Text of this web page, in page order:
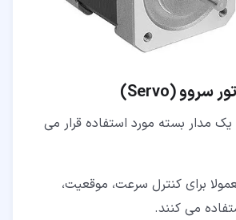
سروو(Servo)
یک مدار بسته مورد استفاده قرار می
برای کنترل سرعت، موقعیت،
می کنند.